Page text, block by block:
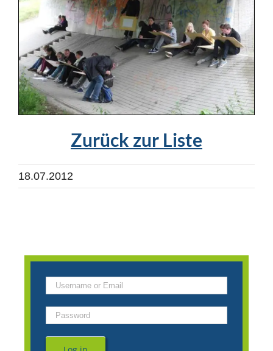
Zurück zur Liste
18.07.2012